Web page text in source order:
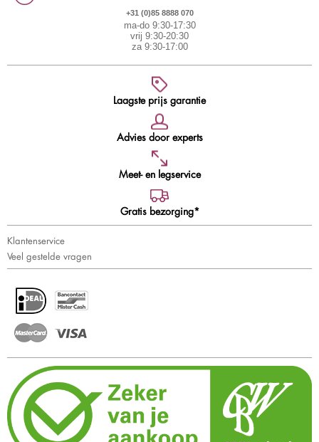
+31 (0)85 8888 070
ma-do 9:30-17:30
vrij 9:30-20:30
za 9:30-17:00
Laagste prijs garantie
Advies door experts
Meet- en legservice
Gratis bezorging*
Klantenservice
Veel gestelde vragen